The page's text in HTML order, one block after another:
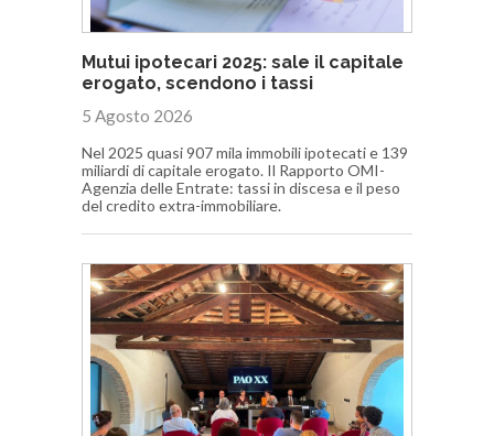
Mutui ipotecari 2025: sale il capitale
erogato, scendono i tassi
5 Agosto 2026
Nel 2025 quasi 907 mila immobili ipotecati e 139
miliardi di capitale erogato. Il Rapporto OMI-
Agenzia delle Entrate: tassi in discesa e il peso
del credito extra-immobiliare.